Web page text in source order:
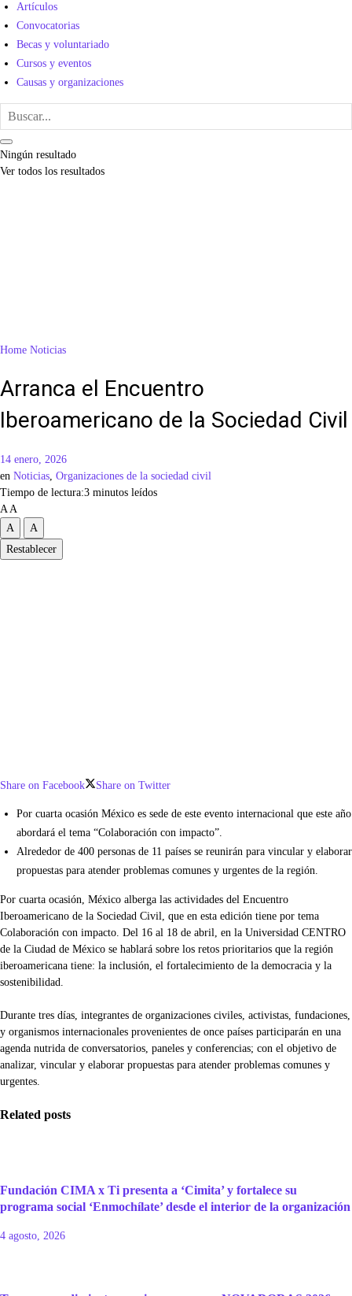
Artículos
Convocatorias
Becas y voluntariado
Cursos y eventos
Causas y organizaciones
Ningún resultado
Ver todos los resultados
Home Noticias
Arranca el Encuentro
Iberoamericano de la Sociedad Civil
14 enero, 2026
en Noticias Organizaciones de la sociedad civil
Tiempo de lectura:3 minutos leídos
A A
A
A
Restablecer
Share on Facebook Share on Twitter
Por cuarta ocasión México es sede de este evento internacional que este año
abordará el tema “Colaboración con impacto”.
Alrededor de 400 personas de 11 países se reunirán para vincular y elaborar
propuestas para atender problemas comunes y urgentes de la región.
Por cuarta ocasión, México alberga las actividades del Encuentro
Iberoamericano de la Sociedad Civil, que en esta edición tiene por tema
Colaboración con impacto. Del 16 al 18 de abril, en la Universidad CENTRO
de la Ciudad de México se hablará sobre los retos prioritarios que la región
iberoamericana tiene: la inclusión, el fortalecimiento de la democracia y la
sostenibilidad.
Durante tres días, integrantes de organizaciones civiles, activistas, fundaciones,
y organismos internacionales provenientes de once países participarán en una
agenda nutrida de conversatorios, paneles y conferencias; con el objetivo de
analizar, vincular y elaborar propuestas para atender problemas comunes y
urgentes.
Related posts
Fundación CIMA x Ti presenta a ‘Cimita’ y fortalece su
programa social ‘Enmochílate’ desde el interior de la organización
4 agosto, 2026